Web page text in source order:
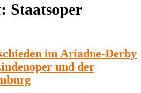
Staatsoper
im Ariadne-Derby
und der